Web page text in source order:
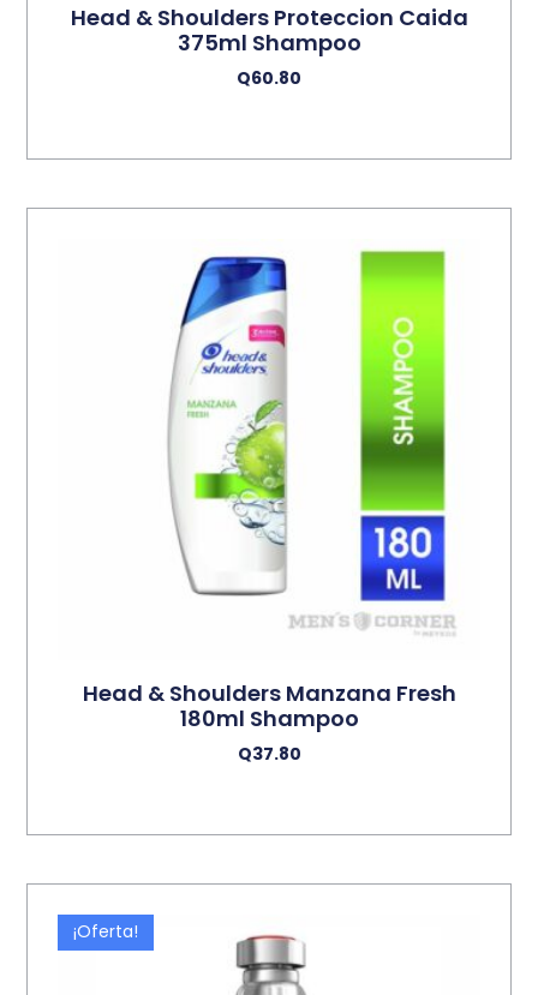
Head & Shoulders Proteccion Caida
375ml Shampoo
Q60.80
Head & Shoulders Manzana Fresh
180ml Shampoo
Q37.80
¡Oferta!